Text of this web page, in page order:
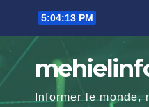
content
5:04:14 PM
Informer le monde,